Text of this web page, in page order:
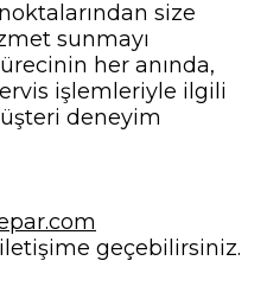
size
sunmayı
her anında,
işlemleriyle ilgili
deneyim
geçebilirsiniz.